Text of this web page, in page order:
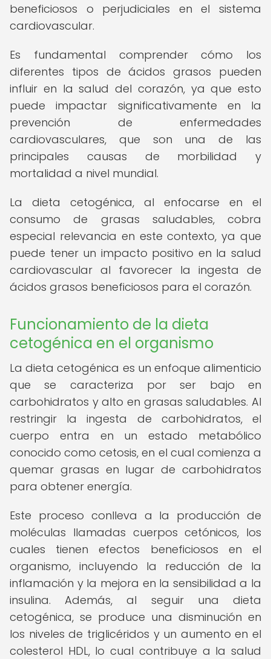
beneficiosos o perjudiciales en el sistema
cardiovascular.
Es fundamental comprender cómo los
diferentes tipos de ácidos grasos pueden
influir en la salud del corazón, ya que esto
puede impactar significativamente en la
prevención de enfermedades
cardiovasculares, que son una de las
principales causas de morbilidad y
mortalidad a nivel mundial.
La dieta cetogénica, al enfocarse en el
consumo de grasas saludables, cobra
especial relevancia en este contexto, ya que
puede tener un impacto positivo en la salud
cardiovascular al favorecer la ingesta de
ácidos grasos beneficiosos para el corazón.
Funcionamiento de la dieta
cetogénica en el organismo
La dieta cetogénica es un enfoque alimenticio
que se caracteriza por ser bajo en
carbohidratos y alto en grasas saludables. Al
restringir la ingesta de carbohidratos, el
cuerpo entra en un estado metabólico
conocido como cetosis, en el cual comienza a
quemar grasas en lugar de carbohidratos
para obtener energía.
Este proceso conlleva a la producción de
moléculas llamadas cuerpos cetónicos, los
cuales tienen efectos beneficiosos en el
organismo, incluyendo la reducción de la
inflamación y la mejora en la sensibilidad a la
insulina. Además, al seguir una dieta
cetogénica, se produce una disminución en
los niveles de triglicéridos y un aumento en el
colesterol HDL, lo cual contribuye a la salud